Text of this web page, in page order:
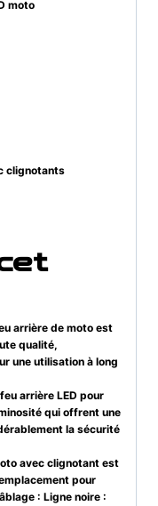
moto
clignotants
arrière de moto est
qualité,
une utilisation à long
arrière LED pour
qui offrent une
la sécurité
avec clignotant est
pour
: Ligne noire :